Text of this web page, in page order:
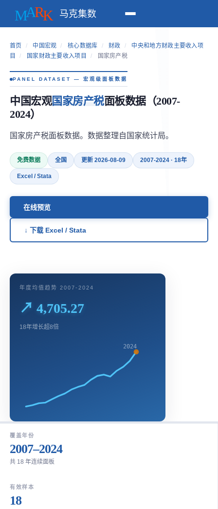
马克集数
首页 / 中国宏观 / 核心数据库 / 财政 /
中央和地方财政主要收入项
目
/ 国家财政主要收入项目 / 国家房产税
PANEL DATASET — 宏观级面板数据
中国宏观国家房产税面板数据（2007-
2024）
国家房产税面板数据。数据整理自国家统计局。
免费数据 全国 更新 2026-08-09 2007-2024 · 18年
Excel / Stata
在线预览
↓ 下载 Excel / Stata
年度均值趋势 2007-2024
↗ 4,705.27
18年增长超8倍
2024
覆盖年份
2007–2024
共 18 年连续面板
有效样本
18